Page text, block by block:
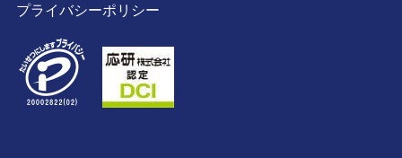
プライバシーポリシー